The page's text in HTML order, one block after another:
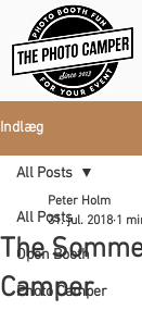
Indlæg
All Posts
Open Booth
Photo Camper
All Posts
The
Camper
Peter Holm
31. jul. 2018 1